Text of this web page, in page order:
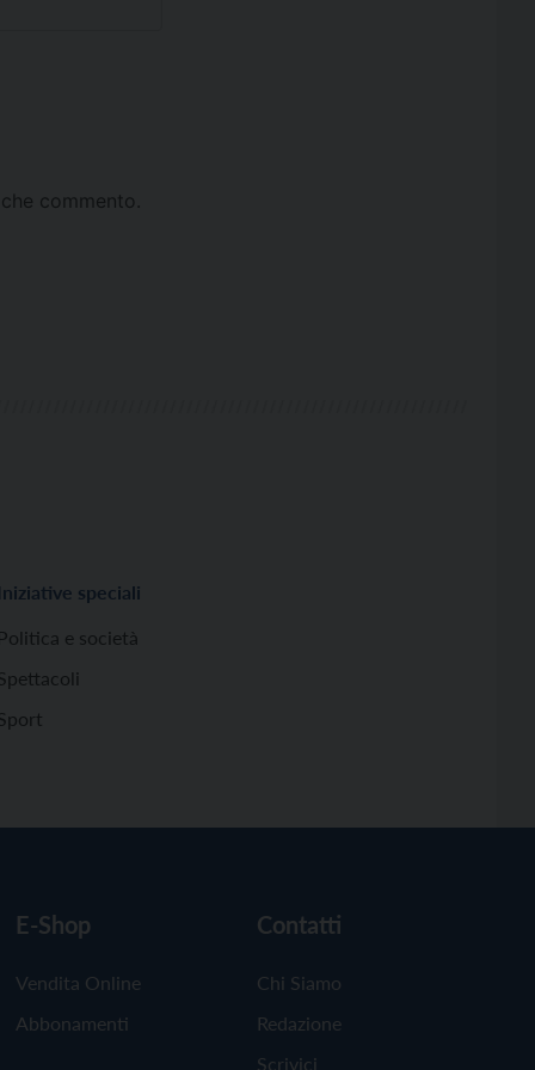
commento.
Iniziative speciali
Politica e società
E-Shop
Vendita Online
Abbonamenti
Contatti
Chi Siamo
Redazione
Scrivici